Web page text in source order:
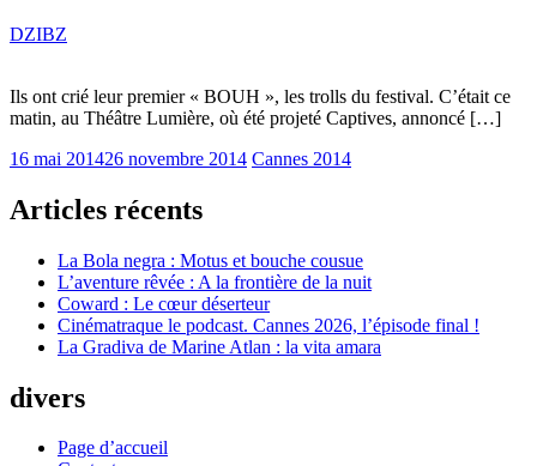
DZIBZ
Ils ont crié leur premier « BOUH », les trolls du festival. C’était ce
matin, au Théâtre Lumière, où été projeté Captives, annoncé […]
16 mai 201426 novembre 2014 Cannes 2014
Articles récents
La Bola negra : Motus et bouche cousue
L’aventure rêvée : A la frontière de la nuit
Coward : Le cœur déserteur
Cinématraque le podcast. Cannes 2026, l’épisode final !
La Gradiva de Marine Atlan : la vita amara
divers
Page d’accueil